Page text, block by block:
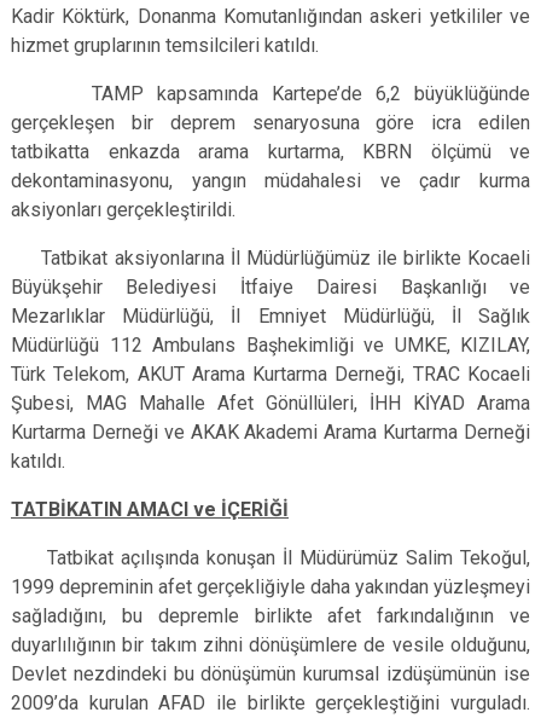
Kadir Köktürk, Donanma Komutanlığından askeri yetkililer ve
hizmet gruplarının temsilcileri katıldı.
TAMP kapsamında Kartepe’de 6,2 büyüklüğünde
gerçekleşen bir deprem senaryosuna göre icra edilen
tatbikatta enkazda arama kurtarma, KBRN ölçümü ve
dekontaminasyonu, yangın müdahalesi ve çadır kurma
aksiyonları gerçekleştirildi.
Tatbikat aksiyonlarına İl Müdürlüğümüz ile birlikte Kocaeli
Büyükşehir Belediyesi İtfaiye Dairesi Başkanlığı ve
Mezarlıklar Müdürlüğü, İl Emniyet Müdürlüğü, İl Sağlık
Müdürlüğü 112 Ambulans Başhekimliği ve UMKE, KIZILAY,
Türk Telekom, AKUT Arama Kurtarma Derneği, TRAC Kocaeli
Şubesi, MAG Mahalle Afet Gönüllüleri, İHH KİYAD Arama
Kurtarma Derneği ve AKAK Akademi Arama Kurtarma Derneği
katıldı.
TATBİKATIN AMACI ve İÇERİĞİ
Tatbikat açılışında konuşan İl Müdürümüz Salim Tekoğul,
1999 depreminin afet gerçekliğiyle daha yakından yüzleşmeyi
sağladığını, bu depremle birlikte afet farkındalığının ve
duyarlılığının bir takım zihni dönüşümlere de vesile olduğunu,
Devlet nezdindeki bu dönüşümün kurumsal izdüşümünün ise
2009’da kurulan AFAD ile birlikte gerçekleştiğini vurguladı.